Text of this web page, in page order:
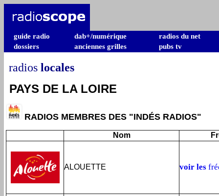
guide radio dab+/numérique
radios du net
dossiers
anciennes grilles pubs tv
radios locales
PAYS DE LA LOIRE
RADIOS MEMBRES DES "INDÉS RADIOS"
Nom
ALOUETTE voir les